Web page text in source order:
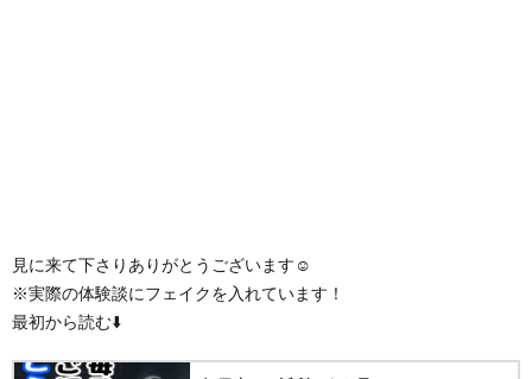
見に来て下さりありがとうございます☺️
※実際の体験談にフェイクを入れています！
最初から読む⬇️